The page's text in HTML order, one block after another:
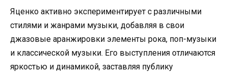
Яценко активно экспериментирует с различными
стилями и жанрами музыки, добавляя в свои
джазовые аранжировки элементы рока, поп-музыки
и классической музыки. Его выступления отличаются
яркостью и динамикой, заставляя публику